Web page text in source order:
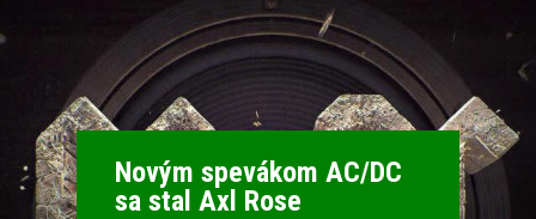
Novým spevákom AC/DC
sa stal Axl Rose